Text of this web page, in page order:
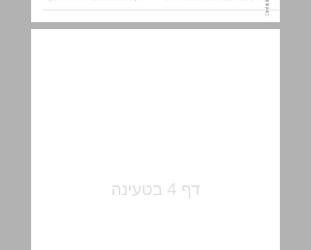
פרק ראשון: החומרים בגופם של יצורים חיים ... 5